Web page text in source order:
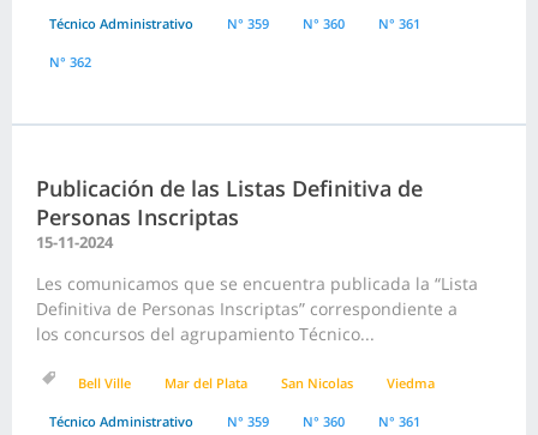
Técnico Administrativo N° 359 N° 360 N° 361
N° 362
Publicación de las Listas Definitiva de
Personas Inscriptas
15-11-2024
Les comunicamos que se encuentra publicada la “Lista
Definitiva de Personas Inscriptas” correspondiente a
los concursos del agrupamiento Técnico...
Bell Ville Mar del Plata San Nicolas Viedma
Técnico Administrativo N° 359 N° 360 N° 361